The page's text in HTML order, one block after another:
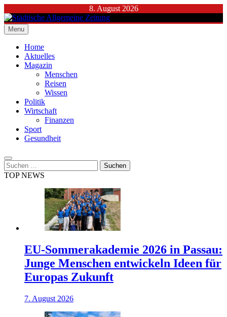
to
content
8. August 2026
Städtische Allgemeine Zeitung
Menu
Home
Aktuelles
Magazin
Menschen
Reisen
Wissen
Politik
Wirtschaft
Finanzen
Sport
Gesundheit
Suchen
nach:
TOP NEWS
EU-Sommerakademie 2026 in Passau:
Junge Menschen entwickeln Ideen für
Europas Zukunft
7. August 2026